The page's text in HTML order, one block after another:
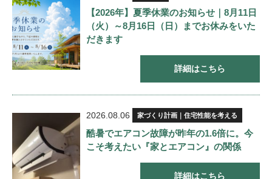
【2026年】夏季休業のお知らせ｜8月11日
（火）～8月16日（日）までお休みをいた
だきます
詳細はこちら
2026.08.06 家づくり計画｜住宅性能を考える
酷暑でエアコン故障が昨年の1.6倍に。今
こそ考えたい『家とエアコン』の関係
詳細はこちら